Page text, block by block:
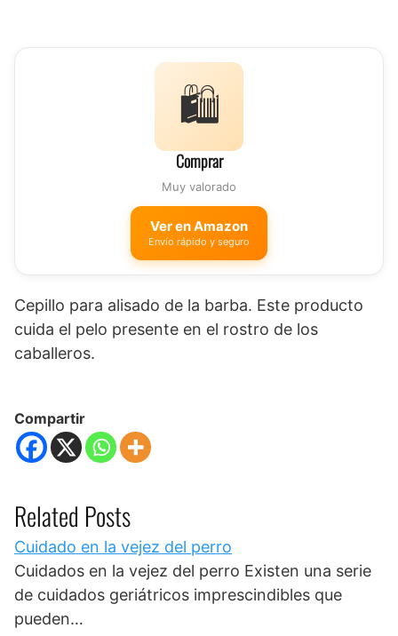
🛍️
Comprar
Muy valorado
Ver en Amazon
Envío rápido y seguro
Cepillo para alisado de la barba. Este producto
cuida el pelo presente en el rostro de los
caballeros.
Compartir
Related Posts
Cuidado en la vejez del perro
Cuidados en la vejez del perro Existen una serie
de cuidados geriátricos imprescindibles que
pueden…